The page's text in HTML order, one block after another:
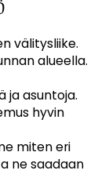
välitysliike.
alueella.
ja asuntoja.
hyvin
miten eri
ne saadaan